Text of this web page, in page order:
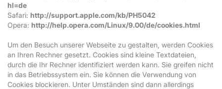
hl=de
Safari: http://support.apple.com/kb/PH5042
Opera: http://help.opera.com/Linux/9.00/de/cookies.html
Um den Besuch unserer Webseite zu gestalten, werden Cookies
an Ihren Rechner gesetzt. Cookies sind kleine Textdateien,
durch die Ihr Rechner identifiziert werden kann. Sie greifen nicht
in das Betriebssystem ein. Sie können die Verwendung von
Cookies blockieren. Unter Umständen sind dann allerdings